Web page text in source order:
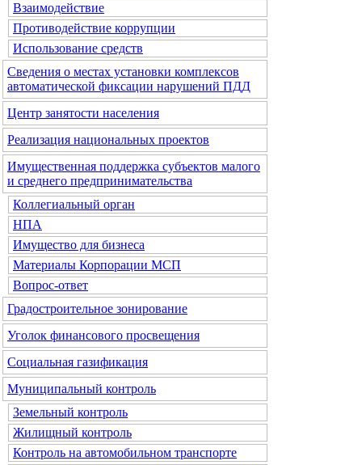
Взаимодействие
Противодействие коррупции
Использование средств
Сведения о местах установки комплексов
автоматической фиксации нарушений ПДД
Центр занятости населения
Реализация национальных проектов
Имущественная поддержка субъектов малого
и среднего предпринимательства
Коллегиальный орган
НПА
Имущество для бизнеса
Материалы Корпорации МСП
Вопрос-ответ
Градостроительное зонирование
Уголок финансового просвещения
Социальная газификация
Муниципальный контроль
Земельный контроль
Жилищный контроль
Контроль на автомобильном транспорте